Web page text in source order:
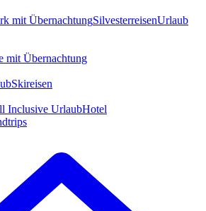
mit ÜbernachtungSilvesterreisenUrlaub
mit Übernachtung
Skireisen
Inclusive UrlaubHotel